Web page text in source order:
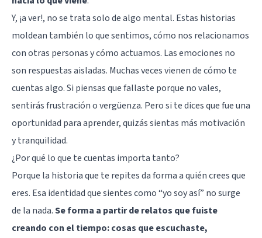
Y, ¡a ver!, no se trata solo de algo mental. Estas historias
moldean también lo que sentimos, cómo nos relacionamos
con otras personas y cómo actuamos. Las emociones no
son respuestas aisladas. Muchas veces vienen de cómo te
cuentas algo. Si piensas que fallaste porque no vales,
sentirás frustración o vergüenza. Pero si te dices que fue una
oportunidad para aprender, quizás sientas más motivación
y tranquilidad.
¿Por qué lo que te cuentas importa tanto?
Porque la historia que te repites da forma a quién crees que
eres. Esa identidad que sientes como “yo soy así” no surge
de la nada.Se forma a partir de relatos que fuiste
creando con el tiempo: cosas que escuchaste,